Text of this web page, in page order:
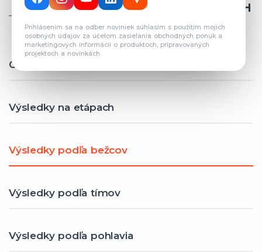
Prihlásením sa na odber noviniek súhlasím s použitím mojich
osobných údajov za účelom zasielania obchodných ponúk a
marketingových informácií o produktoch, pripravovaných
projektoch a novinkách.
CELKOVÝ POČET REGISTROVANÝCH
TÍMOV: 82
Celkové výsledky
Výsledky na etápach
Výsledky podľa bežcov
Výsledky podľa tímov
Výsledky podľa pohlavia